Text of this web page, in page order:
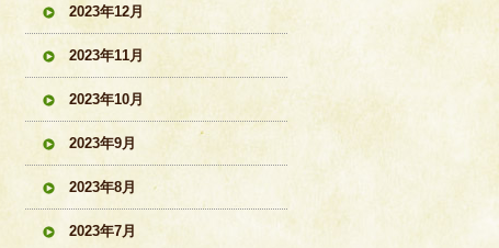
2023年12月
2023年11月
2023年10月
2023年9月
2023年8月
2023年7月